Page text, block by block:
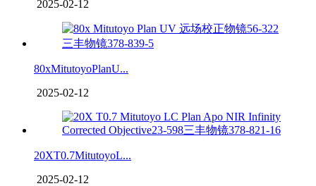
2025-02-12
80xMitutoyoPlanU...
2025-02-12
20XT0.7MitutoyoL...
2025-02-12